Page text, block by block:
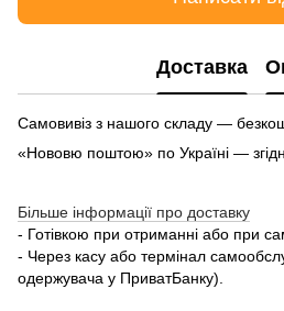
Доставка
Самовивіз з нашого складу —
«Нововю поштою» по Україні —
Більше інформації про доставку
- Готівкою при отриманні або при
- Через касу або термінал
одержувача у ПриватБанку).